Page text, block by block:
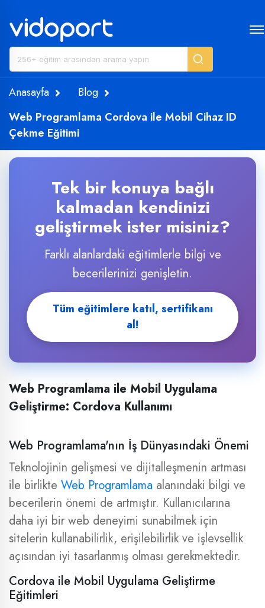
Anasayfa
Blog
Web Programlama Cordova ile Mobil Cihaz ID
Çekme Eğitimi
Tek bir konuya bağlı
kalmadan kendinizi
geliştirmek ister misiniz?
Farklı alanlardaki eğitimlerle bilgi ve
becerilerinizi genişletin.
Tüm eğitimlere katıl, sertifikanı
al!
Web Programlama ile Mobil Uygulama
Geliştirme: Cordova Kullanımı
Web Programlama'nın İş Dünyasındaki Önemi
Teknolojinin gelişmesi ve dijitalleşmenin artması
ile birlikte Web Programlama alanındaki bilgi ve
becerilerin önemi de artmıştır. Kullanıcılarına
daha iyi bir web deneyimi sunabilmek için
sitelerin kullanabilirlik, erişilebilirlik ve işlevsellik
açısından iyi tasarlanmış olması gerekmektedir.
Cordova ile Mobil Uygulama Geliştirme
Eğitimleri